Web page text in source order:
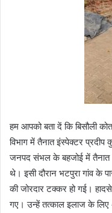
हम आपको बता दें कि बिसौली
विभाग में तैनात इंस्पेक्टर
जनपद संभल के बहजोई में
थे। इसी दौरान भटपुरा गांव के
की जोरदार टक्कर हो गई।
गए। उन्हें तत्काल इलाज के लिए